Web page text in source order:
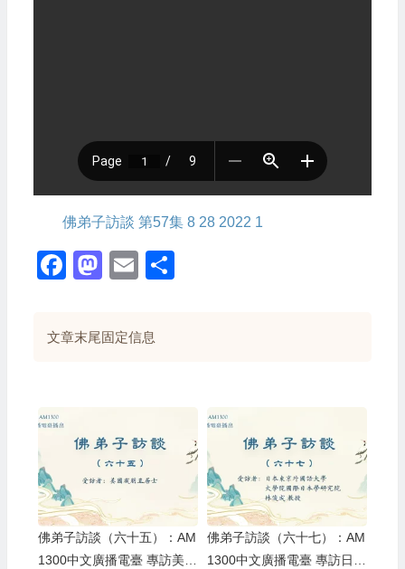
佛弟子訪談 第57集 8 28 2022 1
Facebook
Mastodon
EmailShare
文章末尾固定信息
佛弟子訪談（六十五）：AM
1300中文廣播電臺 專訪美國
佛弟子訪談（六十七）：AM
1300中文廣播電臺 專訪日本